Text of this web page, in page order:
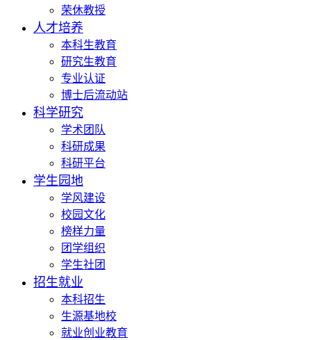
荣休教授
人才培养
本科生教育
研究生教育
专业认证
博士后流动站
科学研究
学术团队
科研成果
科研平台
学生园地
学风建设
校园文化
榜样力量
团学组织
学生社团
招生就业
本科招生
生源基地校
就业创业教育